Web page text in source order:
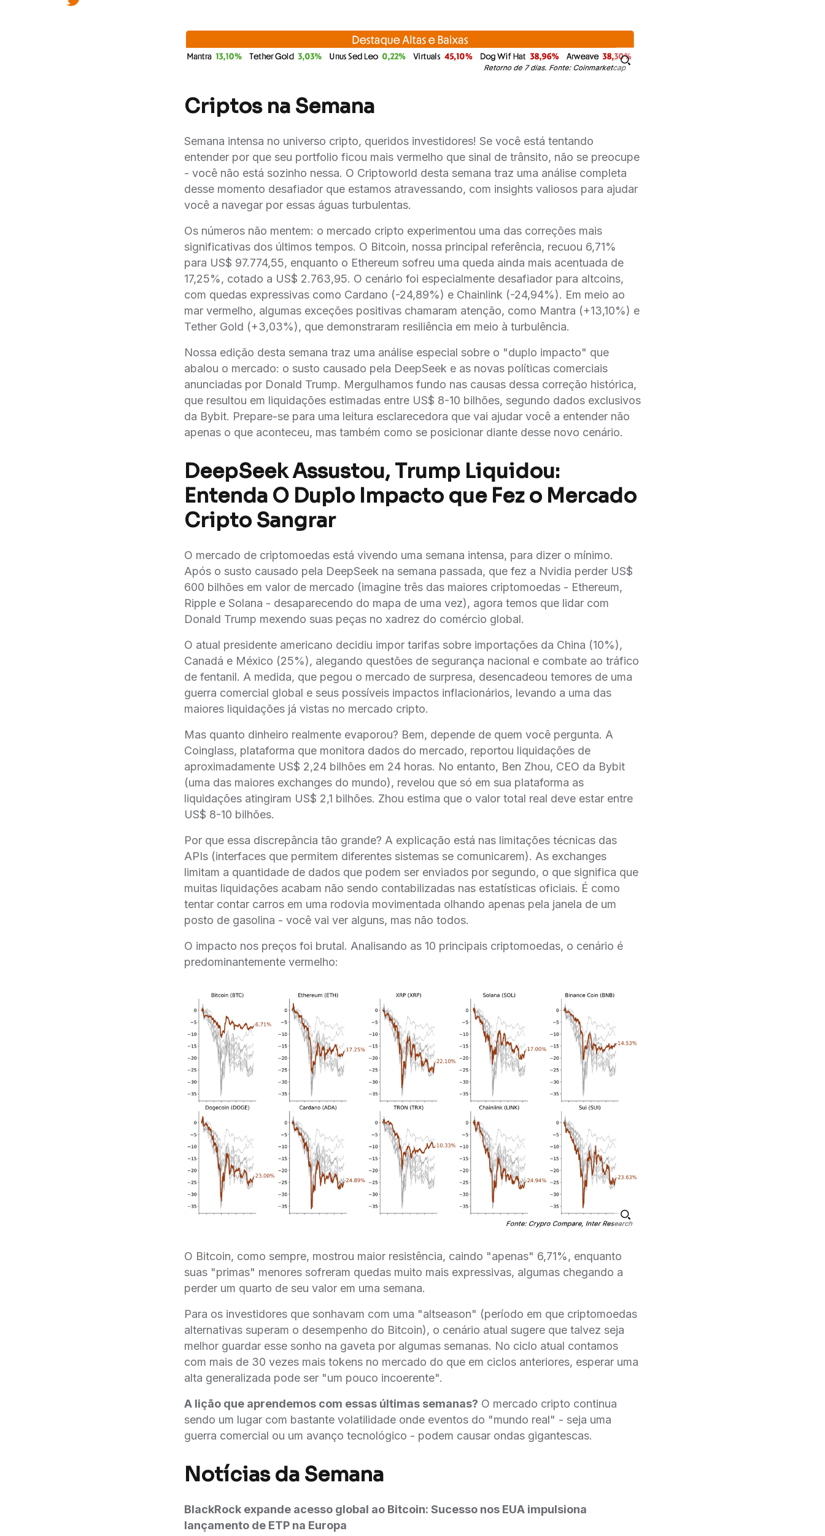
Criptos na Semana
Semana intensa no universo cripto, queridos investidores! Se você está tentando
entender por que seu portfolio ficou mais vermelho que sinal de trânsito, não se preocupe
- você não está sozinho nessa. O Criptoworld desta semana traz uma análise completa
desse momento desafiador que estamos atravessando, com insights valiosos para ajudar
você a navegar por essas águas turbulentas.
Os números não mentem: o mercado cripto experimentou uma das correções mais
significativas dos últimos tempos. O Bitcoin, nossa principal referência, recuou 6,71%
para US$ 97.774,55, enquanto o Ethereum sofreu uma queda ainda mais acentuada de
17,25%, cotado a US$ 2.763,95. O cenário foi especialmente desafiador para altcoins,
com quedas expressivas como Cardano (-24,89%) e Chainlink (-24,94%). Em meio ao
mar vermelho, algumas exceções positivas chamaram atenção, como Mantra (+13,10%) e
Tether Gold (+3,03%), que demonstraram resiliência em meio à turbulência.
Nossa edição desta semana traz uma análise especial sobre o "duplo impacto" que
abalou o mercado: o susto causado pela DeepSeek e as novas políticas comerciais
anunciadas por Donald Trump. Mergulhamos fundo nas causas dessa correção histórica,
que resultou em liquidações estimadas entre US$ 8-10 bilhões, segundo dados exclusivos
da Bybit. Prepare-se para uma leitura esclarecedora que vai ajudar você a entender não
apenas o que aconteceu, mas também como se posicionar diante desse novo cenário.
DeepSeek Assustou, Trump Liquidou:
Entenda O Duplo Impacto que Fez o Mercado
Cripto Sangrar
O mercado de criptomoedas está vivendo uma semana intensa, para dizer o mínimo.
Após o susto causado pela DeepSeek na semana passada, que fez a Nvidia perder US$
600 bilhões em valor de mercado (imagine três das maiores criptomoedas - Ethereum,
Ripple e Solana - desaparecendo do mapa de uma vez), agora temos que lidar com
Donald Trump mexendo suas peças no xadrez do comércio global.
O atual presidente americano decidiu impor tarifas sobre importações da China (10%),
Canadá e México (25%), alegando questões de segurança nacional e combate ao tráfico
de fentanil. A medida, que pegou o mercado de surpresa, desencadeou temores de uma
guerra comercial global e seus possíveis impactos inflacionários, levando a uma das
maiores liquidações já vistas no mercado cripto.
Mas quanto dinheiro realmente evaporou? Bem, depende de quem você pergunta. A
Coinglass, plataforma que monitora dados do mercado, reportou liquidações de
aproximadamente US$ 2,24 bilhões em 24 horas. No entanto, Ben Zhou, CEO da Bybit
(uma das maiores exchanges do mundo), revelou que só em sua plataforma as
liquidações atingiram US$ 2,1 bilhões. Zhou estima que o valor total real deve estar entre
US$ 8-10 bilhões.
Por que essa discrepância tão grande? A explicação está nas limitações técnicas das
APIs (interfaces que permitem diferentes sistemas se comunicarem). As exchanges
limitam a quantidade de dados que podem ser enviados por segundo, o que significa que
muitas liquidações acabam não sendo contabilizadas nas estatísticas oficiais. É como
tentar contar carros em uma rodovia movimentada olhando apenas pela janela de um
posto de gasolina - você vai ver alguns, mas não todos.
O impacto nos preços foi brutal. Analisando as 10 principais criptomoedas, o cenário é
predominantemente vermelho:
O Bitcoin, como sempre, mostrou maior resistência, caindo "apenas" 6,71%, enquanto
suas "primas" menores sofreram quedas muito mais expressivas, algumas chegando a
perder um quarto de seu valor em uma semana.
Para os investidores que sonhavam com uma "altseason" (período em que criptomoedas
alternativas superam o desempenho do Bitcoin), o cenário atual sugere que talvez seja
melhor guardar esse sonho na gaveta por algumas semanas. No ciclo atual contamos
com mais de 30 vezes mais tokens no mercado do que em ciclos anteriores, esperar uma
alta generalizada pode ser "um pouco incoerente".
A lição que aprendemos com essas últimas semanas? O mercado cripto continua
sendo um lugar com bastante volatilidade onde eventos do "mundo real" - seja uma
guerra comercial ou um avanço tecnológico - podem causar ondas gigantescas.
Notícias da Semana
BlackRock expande acesso global ao Bitcoin: Sucesso nos EUA impulsiona
lançamento de ETP na Europa